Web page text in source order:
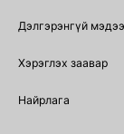
Дэлгэрэнгүй
Хэрэглэх заавар
Найрлага